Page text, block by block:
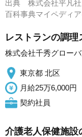
出典 株式会社平凡社
百科事典マイペディ
レストランの調理
株式会社千秀グロー
東京都 北区
月給25万6,000円
契約社員
介護老人保健施設